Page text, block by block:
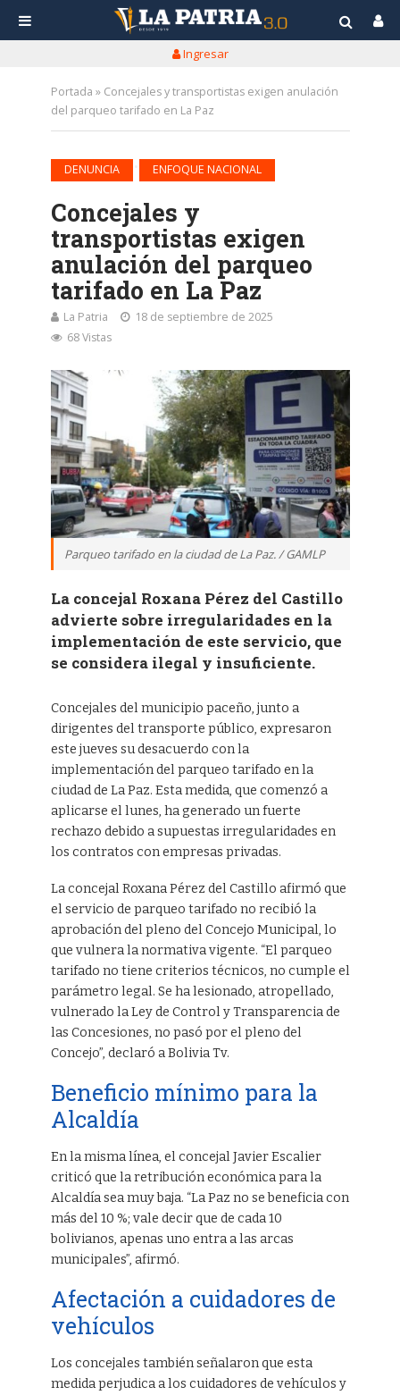
Ingresar
Portada » Concejales y transportistas exigen anulación
del parqueo tarifado en La Paz
DENUNCIA ENFOQUE NACIONAL
Concejales y
transportistas exigen
anulación del parqueo
tarifado en La Paz
La Patria
18 de septiembre de 2025
68 Vistas
Parqueo tarifado en la ciudad de La Paz. / GAMLP
La concejal Roxana Pérez del Castillo
advierte sobre irregularidades en la
implementación de este servicio, que
se considera ilegal y insuficiente.
Concejales del municipio paceño, junto a
dirigentes del transporte público, expresaron
este jueves su desacuerdo con la
implementación del parqueo tarifado en la
ciudad de La Paz. Esta medida, que comenzó a
aplicarse el lunes, ha generado un fuerte
rechazo debido a supuestas irregularidades en
los contratos con empresas privadas.
La concejal Roxana Pérez del Castillo afirmó que
el servicio de parqueo tarifado no recibió la
aprobación del pleno del Concejo Municipal, lo
que vulnera la normativa vigente. “El parqueo
tarifado no tiene criterios técnicos, no cumple el
parámetro legal. Se ha lesionado, atropellado,
vulnerado la Ley de Control y Transparencia de
las Concesiones, no pasó por el pleno del
Concejo”, declaró a Bolivia Tv.
Beneficio mínimo para la
Alcaldía
En la misma línea, el concejal Javier Escalier
criticó que la retribución económica para la
Alcaldía sea muy baja. “La Paz no se beneficia con
más del 10 %; vale decir que de cada 10
bolivianos, apenas uno entra a las arcas
municipales”, afirmó.
Afectación a cuidadores de
vehículos
Los concejales también señalaron que esta
medida perjudica a los cuidadores de vehículos y